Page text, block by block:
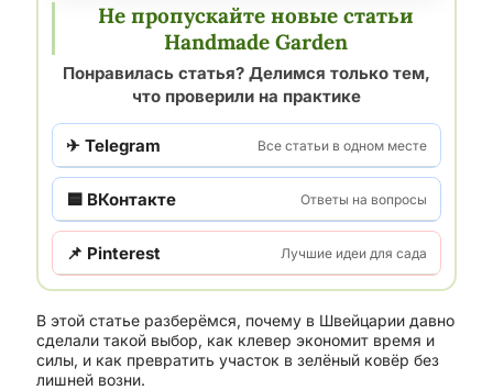
Не пропускайте новые статьи
Handmade Garden
Понравилась статья? Делимся только тем,
что проверили на практике
✈ Telegram Все статьи в одном месте
🟦 ВКонтакте Ответы на вопросы
📌 Pinterest Лучшие идеи для сада
В этой статье разберёмся, почему в Швейцарии давно
сделали такой выбор, как клевер экономит время и
силы, и как превратить участок в зелёный ковёр без
лишней возни.